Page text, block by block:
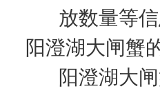
放数量等
阳澄湖大闸蟹
阳澄湖大